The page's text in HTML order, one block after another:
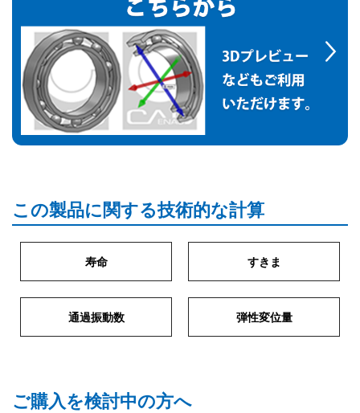
この製品に関する技術的な計算
寿命 すきま
通過振動数 弾性変位量
ご購入を検討中の方へ